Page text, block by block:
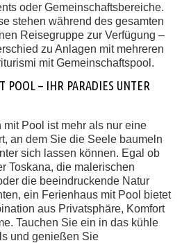
oder Gemeinschaftsbereiche.
stehen während des gesamten
Reisegruppe zur Verfügung –
zu Anlagen mit mehreren
mit Gemeinschaftspool.
POOL – IHR PARADIES UNTER
Pool ist mehr als nur eine
an dem Sie die Seele baumeln
sich lassen können. Egal ob
Toskana, die malerischen
die beeindruckende Natur
ein Ferienhaus mit Pool bietet
aus Privatsphäre, Komfort
Tauchen Sie ein in das kühle
und genießen Sie